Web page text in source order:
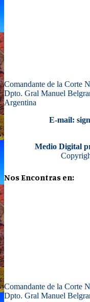
Comandante de la Corte
Dpto. Gral Manuel
Argentina
E-mail:
Medio Digital
Nos Encontras en:
Comandante de la Corte
Dpto. Gral Manuel